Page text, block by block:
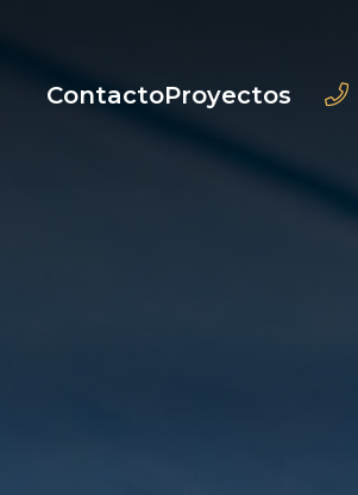
ContactoProyectos